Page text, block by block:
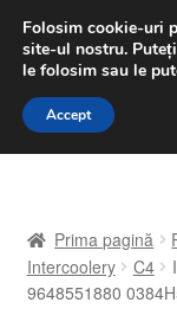
LIVRARE de
luni-vineri 9
Sari
Sari
A lua legatura
Prima pagină
Intercoolery
C4
9648551880
Folosim cookie-uri
site-ul nostru.
le folosim sau le
Accept